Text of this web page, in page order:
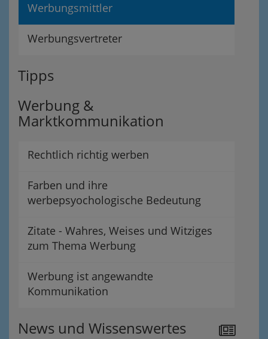
Werbungsmittler
Werbungsvertreter
Tipps
Werbung &
Marktkommunikation
Rechtlich richtig werben
Farben und ihre
werbepsyochologische Bedeutung
Zitate - Wahres, Weises und Witziges
zum Thema Werbung
Werbung ist angewandte
Kommunikation
News und Wissenswertes